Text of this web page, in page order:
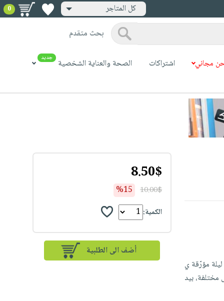
كل المتاجر 0
بحث متقدم
مجاني اشتراكات الصحة والعناية الشخصية جديد
مؤرّقة ي
بيد
8.50$
10.00$
%15
الكمية:
أضف الى الطلبية